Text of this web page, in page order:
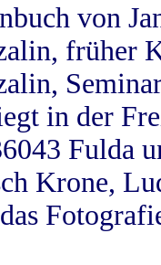
von
früher
in der
Fulda
Krone,